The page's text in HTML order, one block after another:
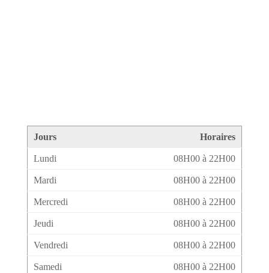
Jours Horaires
Lundi 08H00 à 22H00
Mardi 08H00 à 22H00
Mercredi 08H00 à 22H00
Jeudi 08H00 à 22H00
Vendredi 08H00 à 22H00
Samedi 08H00 à 22H00